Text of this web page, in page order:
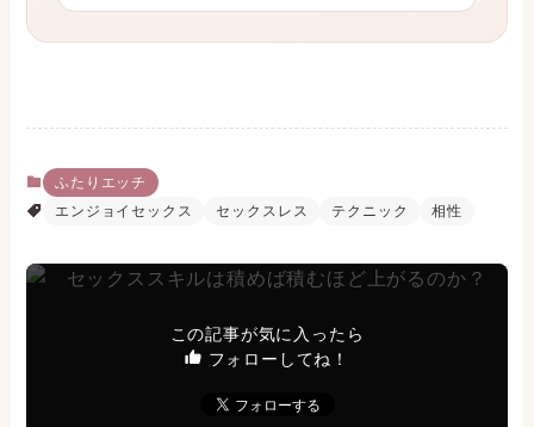
ふたりエッチ
エンジョイセックス
セックスレス テクニック 相性
この記事が気に入ったら
フォローしてね！